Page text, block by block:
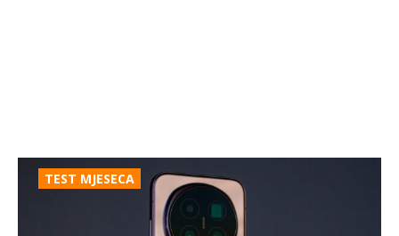
TEST MJESECA